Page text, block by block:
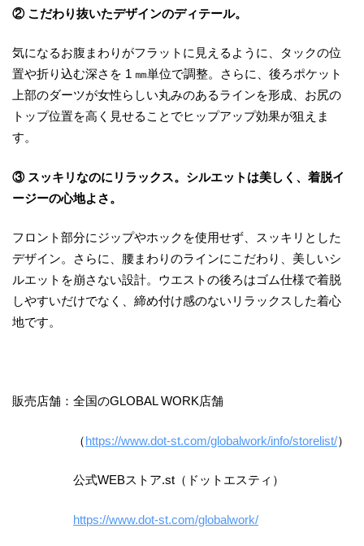
② こだわり抜いたデザインのディテール。
気になるお腹まわりがフラットに見えるように、タックの位
置や折り込む深さを 1 ㎜単位で調整。さらに、後ろポケット
上部のダーツが女性らしい丸みのあるラインを形成、お尻の
トップ位置を高く見せることでヒップアップ効果が狙えま
す。
③ スッキリなのにリラックス。シルエットは美しく、着脱イ
ージーの心地よさ。
フロント部分にジップやホックを使用せず、スッキリとした
デザイン。さらに、腰まわりのラインにこだわり、美しいシ
ルエットを崩さない設計。ウエストの後ろはゴム仕様で着脱
しやすいだけでなく、締め付け感のないリラックスした着心
地です。
販売店舗：全国のGLOBAL WORK店舗
（https://www.dot-st.com/globalwork/info/storelist/）
公式WEBストア.st（ドットエスティ）
https://www.dot-st.com/globalwork/